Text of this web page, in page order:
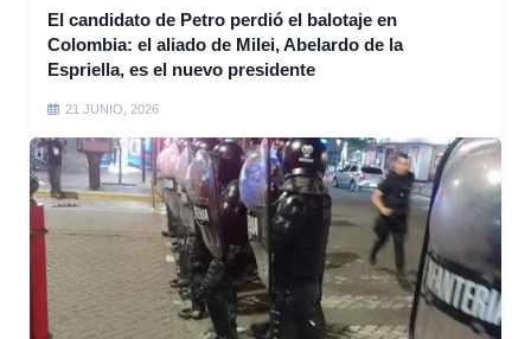
El candidato de Petro perdió el balotaje en
Colombia: el aliado de Milei, Abelardo de la
Espriella, es el nuevo presidente
21 JUNIO, 2026